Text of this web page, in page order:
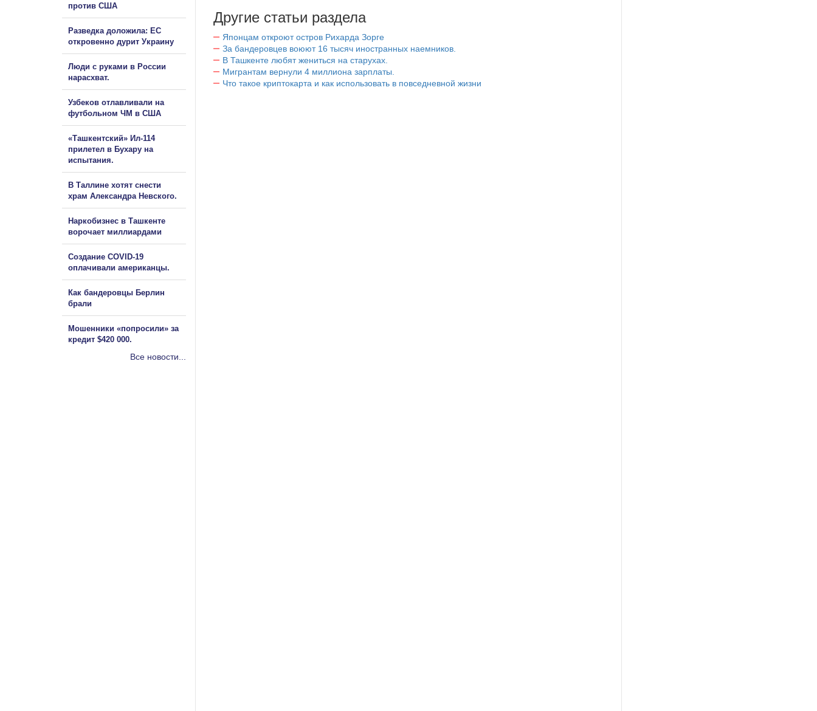
Другие статьи раздела
Японцам откроют остров Рихарда Зорге
За бандеровцев воюют 16 тысяч иностранных наемников.
В Ташкенте любят жениться на старухах.
Мигрантам вернули 4 миллиона зарплаты.
Что такое криптокарта и как использовать в повседневной жизни
против США
Разведка доложила: ЕС
откровенно дурит Украину
Люди с руками в России
нарасхват.
Узбеков отлавливали на
футбольном ЧМ в США
«Ташкентский» Ил-114
прилетел в Бухару на
испытания.
В Таллине хотят снести
храм Александра Невского.
Наркобизнес в Ташкенте
ворочает миллиардами
Создание COVID-19
оплачивали американцы.
Как бандеровцы Берлин
брали
Мошенники «попросили» за
кредит $420 000.
Все новости...